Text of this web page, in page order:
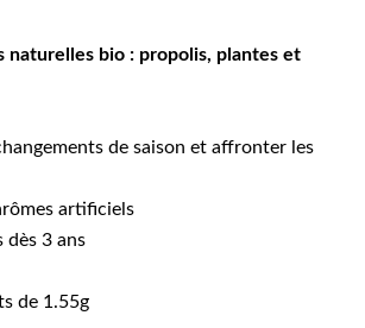
naturelles bio : propolis, plantes et
de saison et affronter les
artificiels
dès 3 ans
de 1.55g